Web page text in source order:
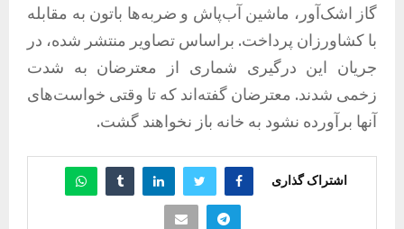
گاز اشک‌آور، ماشین آب‌پاش و ضربه‌ها باتون به مقابله
با کشاورزان پرداخت. براساس تصاویر منتشر شده، در
جریان این درگیری شماری از معترضان به شدت
زخمی شدند. معترضان گفته‌اند که تا وقتی خواست‌های
آنها برآورده نشود به خانه باز نخواهند گشت.
اشتراک گذاری